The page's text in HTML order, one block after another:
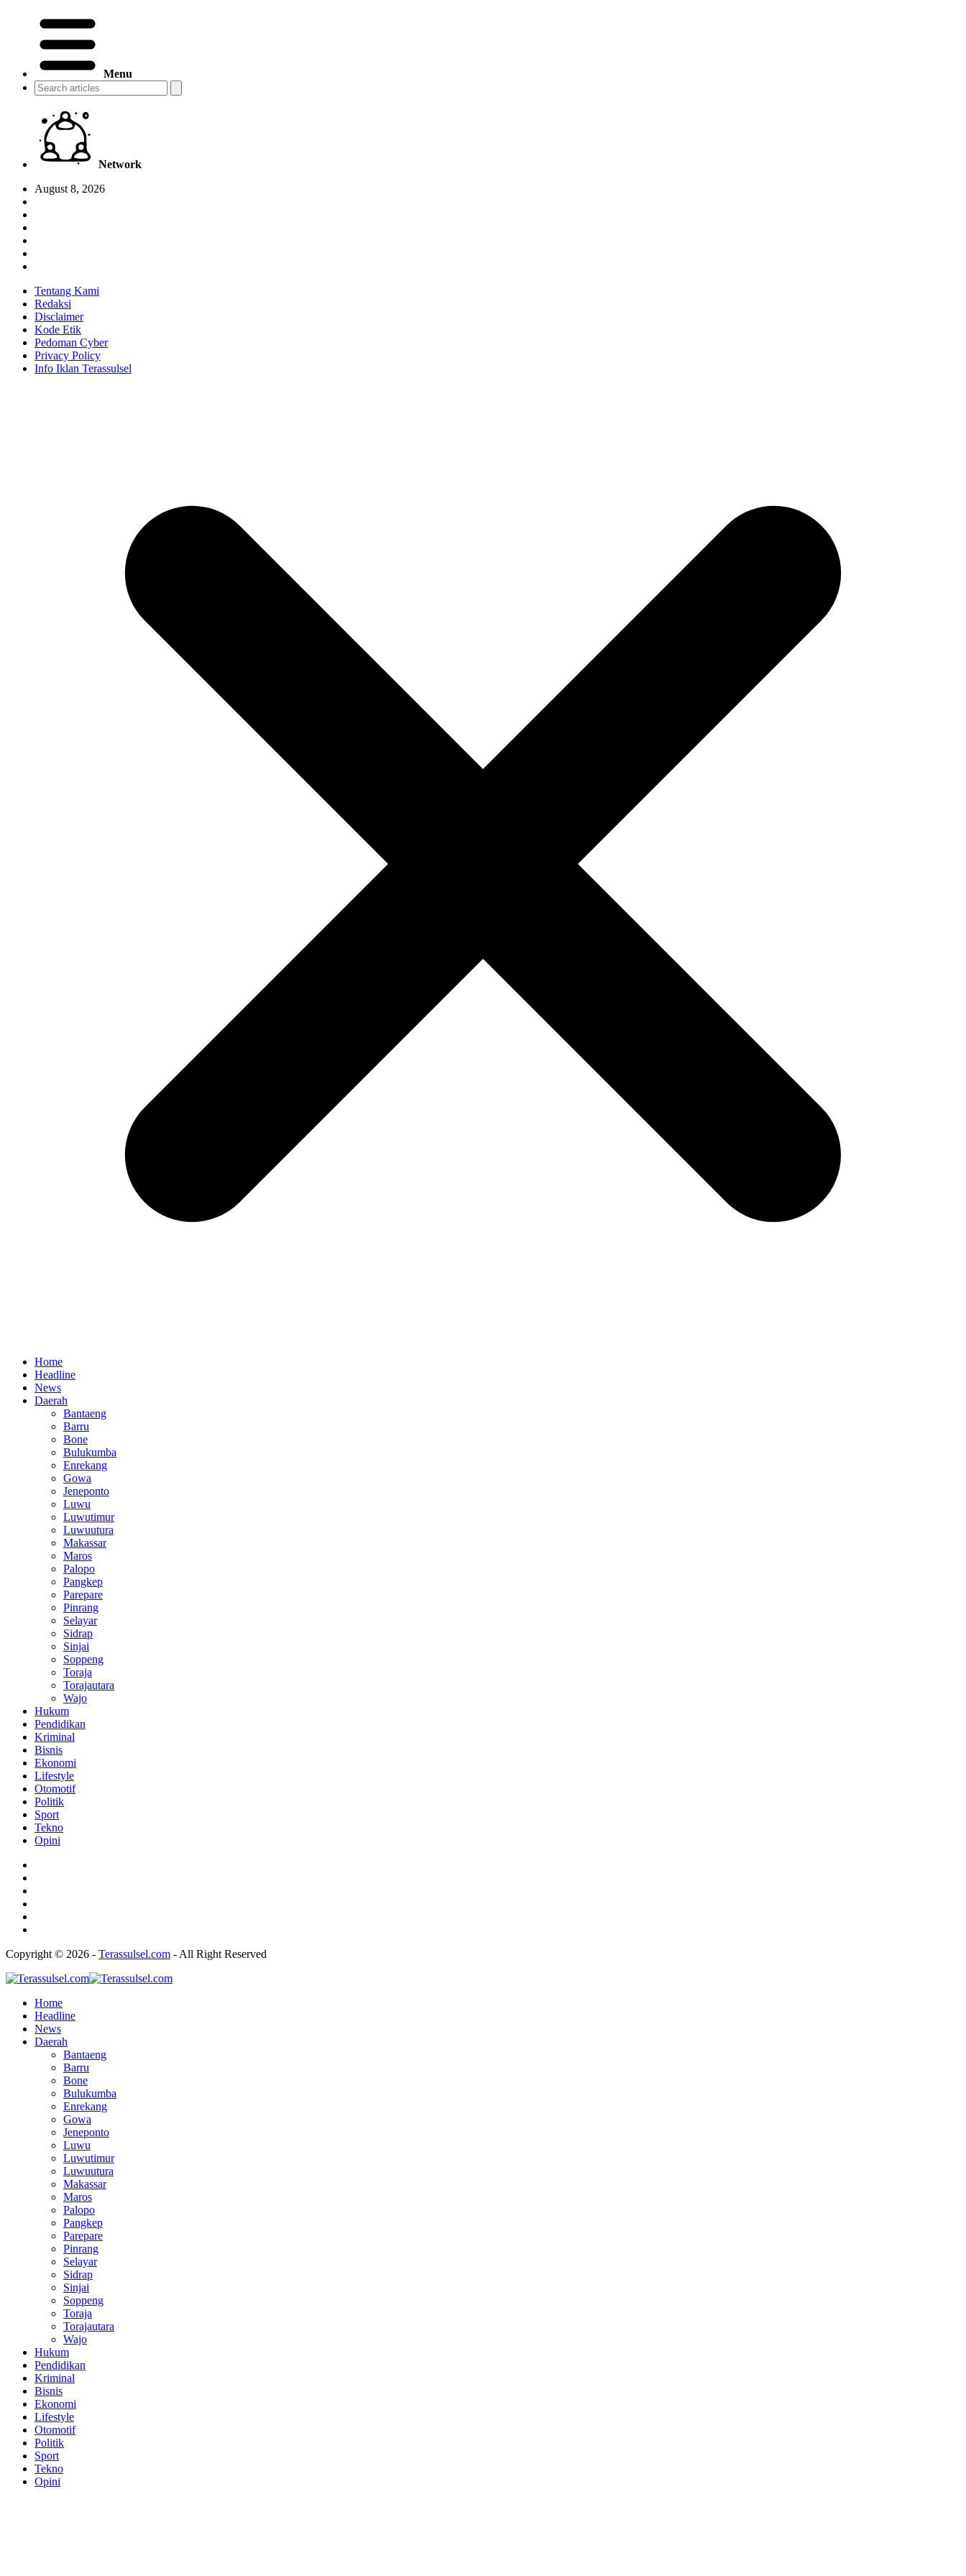
Menu
Network
August 8, 2026
Tentang Kami
Redaksi
Disclaimer
Kode Etik
Pedoman Cyber
Privacy Policy
Info Iklan Terassulsel
Home
Headline
News
Daerah
Bantaeng
Barru
Bone
Bulukumba
Enrekang
Gowa
Jeneponto
Luwu
Luwutimur
Luwuutura
Makassar
Maros
Palopo
Pangkep
Parepare
Pinrang
Selayar
Sidrap
Sinjai
Soppeng
Toraja
Torajautara
Wajo
Hukum
Pendidikan
Kriminal
Bisnis
Ekonomi
Lifestyle
Otomotif
Politik
Sport
Tekno
Opini
Copyright © 2026 - Terassulsel.com - All Right Reserved
Home
Headline
News
Daerah
Bantaeng
Barru
Bone
Bulukumba
Enrekang
Gowa
Jeneponto
Luwu
Luwutimur
Luwuutura
Makassar
Maros
Palopo
Pangkep
Parepare
Pinrang
Selayar
Sidrap
Sinjai
Soppeng
Toraja
Torajautara
Wajo
Hukum
Pendidikan
Kriminal
Bisnis
Ekonomi
Lifestyle
Otomotif
Politik
Sport
Tekno
Opini